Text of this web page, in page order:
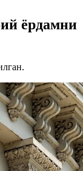
ёрдамни